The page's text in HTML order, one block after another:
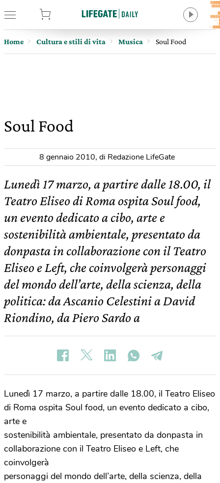
Home Cultura e stili di vita Musica Soul Food
Soul Food
8 gennaio 2010, di Redazione LifeGate
Lunedì 17 marzo, a partire dalle 18.00, il
Teatro Eliseo di Roma ospita Soul food,
un evento dedicato a cibo, arte e
sostenibilità ambientale, presentato da
donpasta in collaborazione con il Teatro
Eliseo e Left, che coinvolgerà personaggi
del mondo dell’arte, della scienza, della
politica: da Ascanio Celestini a David
Riondino, da Piero Sardo a
Lunedì 17 marzo, a partire dalle 18.00, il Teatro Eliseo
di Roma ospita Soul food, un evento dedicato a cibo,
arte e
sostenibilità ambientale, presentato da donpasta in
collaborazione con il Teatro Eliseo e Left, che
coinvolgerà
personaggi del mondo dell’arte, della scienza, della